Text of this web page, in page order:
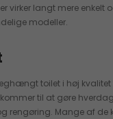
virker langt mere enkelt
modeller.
toilet i høj
til at gøre
rengøring. Mange af de